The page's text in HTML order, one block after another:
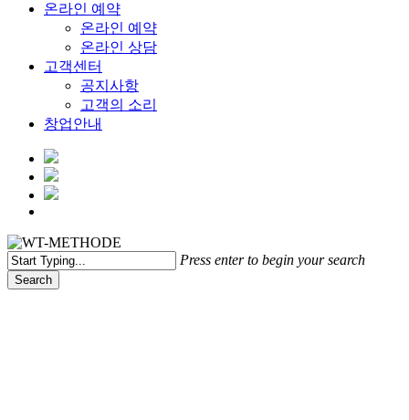
온라인 예약
온라인 예약
온라인 상담
고객센터
공지사항
고객의 소리
창업안내
Press enter to begin your search
Search